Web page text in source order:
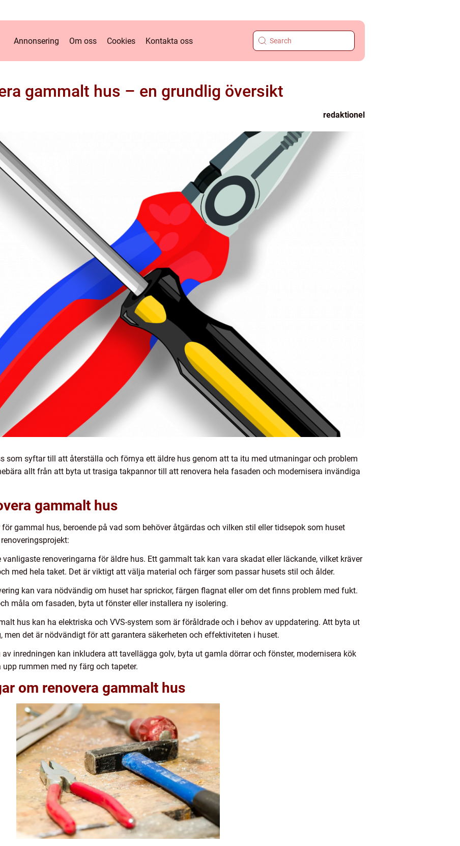
Annonsering Om oss Cookies Kontakta oss
gammalt hus – en grundlig översikt
redaktionel
som syftar till att återställa och förnya ett äldre hus genom att ta itu med utmaningar och problem
allt från att byta ut trasiga takpannor till att renovera hela fasaden och modernisera invändiga
gammalt hus
gammal hus, beroende på vad som behöver åtgärdas och vilken stil eller tidsepok som huset
vanligaste renoveringarna för äldre hus. Ett gammalt tak kan vara skadat eller läckande, vilket kräver
med hela taket. Det är viktigt att välja material och färger som passar husets stil och ålder.
kan vara nödvändig om huset har sprickor, färgen flagnat eller om det finns problem med fukt.
måla om fasaden, byta ut fönster eller installera ny isolering.
hus kan ha elektriska och VVS-system som är föråldrade och i behov av uppdatering. Att byta ut
men det är nödvändigt för att garantera säkerheten och effektiviteten i huset.
inredningen kan inkludera att tavellägga golv, byta ut gamla dörrar och fönster, modernisera kök
rummen med ny färg och tapeter.
om renovera gammalt hus